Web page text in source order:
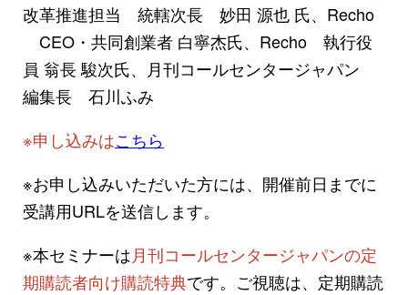
改革推進担当 統轄次長 妙田 源也 氏、Recho
CEO・共同創業者 白寧杰氏、Recho 執行役
員 翁長 駿次氏、月刊コールセンタージャパン
編集長 石川ふみ
※申し込みはこちら
※お申し込みいただいた方には、開催前日までに
受講用URLを送信します。
※本セミナーは月刊コールセンタージャパンの定
期購読者向け購読特典です。ご視聴は、定期購読